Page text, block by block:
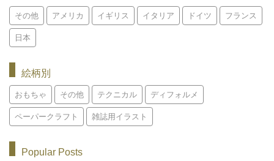
その他 アメリカ イギリス イタリア ドイツ フランス
日本
絵柄別
おもちゃ その他 テクニカル ディフォルメ
ペーパークラフト 雑誌用イラスト
Popular Posts